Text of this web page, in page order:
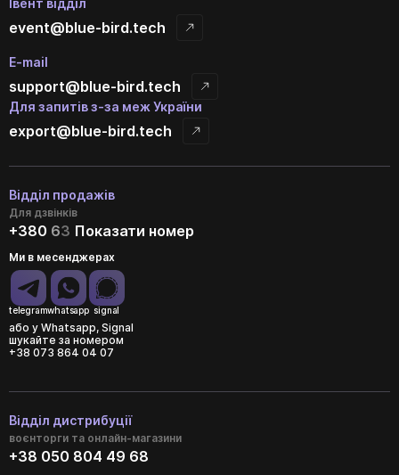
Івент відділ
event@blue-bird.tech
E-mail
support@blue-bird.tech
Для запитів з-за меж України
export@blue-bird.tech
Відділ продажів
Для дзвінків
+380 63 Показати номер
Ми в месенджерах
telegramwhatsapp signal
або у Whatsapp, Signal
шукайте за номером
+38 073 864 04 07
Відділ дистрибуції
воєнторги та онлайн-магазини
+38 050 804 49 68